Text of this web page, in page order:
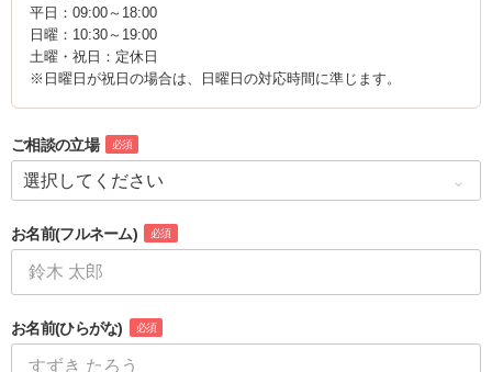
平日：09:00～18:00
日曜：10:30～19:00
土曜・祝日：定休日
※日曜日が祝日の場合は、日曜日の対応時間に準じます。
ご相談の立場 必須
お名前(フルネーム) 必須
お名前(ひらがな) 必須